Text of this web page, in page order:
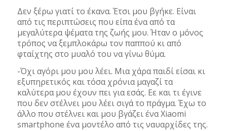
Δεν ξέρω γιατί το έκανα. Έτσι μου βγήκε. Είναι
από τις περιπτώσεις που είπα ένα από τα
μεγαλύτερα ψέματα της ζωής μου. Ήταν ο μόνος
τρόπος να ξεμπλοκάρω τον παππού κι από
φταίχτης στο μυαλό του να γίνω θύμα.
-Όχι αγόρι μου μου λέει. Μια χάρα παιδί είσαι κι
εξυπηρετικός και τόσα χρόνια μαγαζί τα
καλύτερα μου έχουν πει για εσάς. Εε και τι έγινε
που δεν στέλνει μου λέει σιγά το πράγμα. Έχω το
άλλο που στέλνει και μου βγάζει ένα Xiaomi
smartphone ένα μοντέλο από τις ναυαρχίδες της.